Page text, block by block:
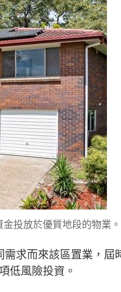
投放於優質地段的物業。
需求而來該區置業，屆
低風險投資。